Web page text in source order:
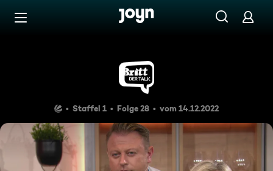
Zum Inhalt springen
ADHS - hör auf zu glotzen,
Staffel 1 Folge 28 vom 14.12.2022